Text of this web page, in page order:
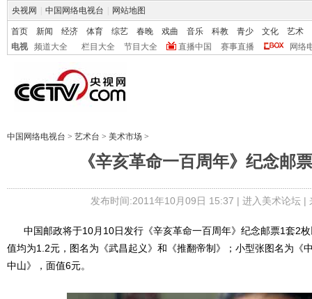
央视网 中国网络电视台 网站地图
首页 新闻 经济 体育 综艺 春晚 戏曲 音乐 科教 青少 文化
艺术
电视
频道大全 栏目大全 节目大全 直播中国 赛事直播 网络
中国网络电视台 > 艺术台 > 美术市场 >
《辛亥革命一百周年》纪念邮
发布时间:2011年10月09日 15:37 | 进入美术论坛|
中国邮政将于10月10日发行《辛亥革命一百周年》纪念邮票1套2枚
值均为1.2元，图名为《武昌起义》和《推翻帝制》；小型张图名为
中山》，面值6元。